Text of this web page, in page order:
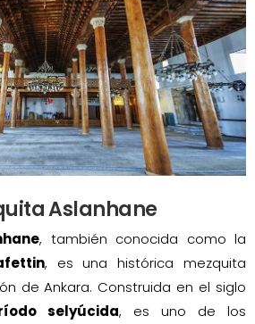
Aslanhane
, también conocida como la
, es una histórica mezquita
de Ankara. Construida en el siglo
selyúcida, es uno de los